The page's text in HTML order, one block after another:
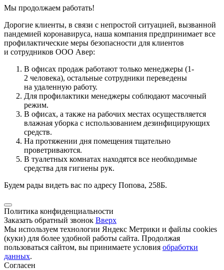
Мы продолжаем работать!
Дорогие клиенты, в связи с непростой ситуацией, вызванной
пандемией коронавируса, наша компания предпринимает все
профилактические меры безопасности для клиентов
и сотрудников ООО Авер:
В офисах продаж работают только менеджеры (1-
2 человека), остальные сотрудники переведены
на удаленную работу.
Для профилактики менеджеры соблюдают масочный
режим.
В офисах, а также на рабочих местах осуществляется
влажная уборка с использованием дезинфицирующих
средств.
На протяжении дня помещения тщательно
проветриваются.
В туалетных комнатах находятся все необходимые
средства для гигиены рук.
Будем рады видеть вас по адресу Попова, 258Б.
Политика конфиденциальности
Заказать обратный звонок Вверх
Мы используем технологии Яндекс Метрики и файлы cookies
(куки) для более удобной работы сайта. Продолжая
пользоваться сайтом, вы принимаете условия обработки
данных.
Согласен